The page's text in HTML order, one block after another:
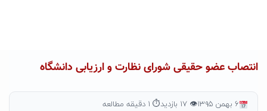
انتصاب عضو حقیقی شورای نظارت و ارزیابی دانشگاه
۶ بهمن ۱۳۹۵ 👁 ۱۷ بازدید ⏱ ۱ دقیقه مطالعه